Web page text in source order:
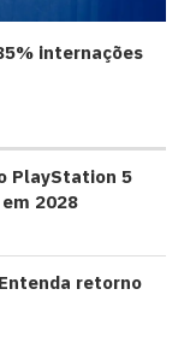
internações
PlayStation 5
2028
retorno